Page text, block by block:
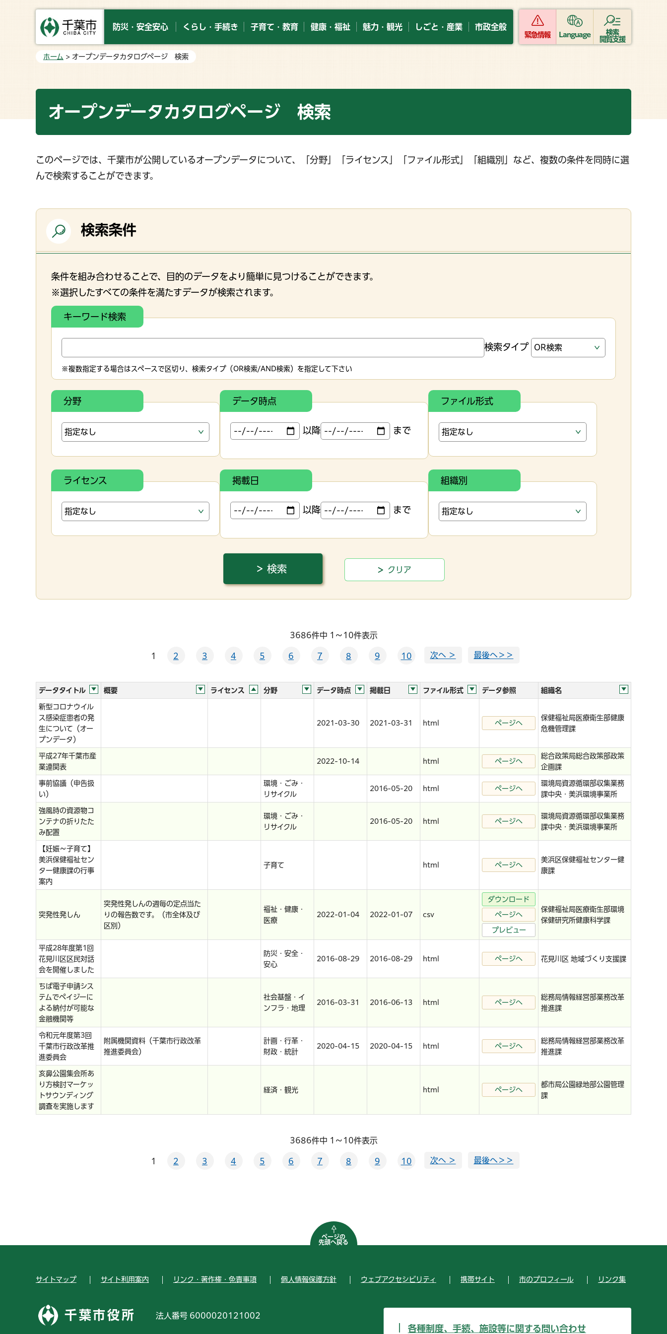
防災・安全安心 くらし・手続き 子育て・教育 健康・福祉 魅力・観光 しごと・産業 市政全般
緊急情報 Language
検索
閲覧支援
ホーム > オープンデータカタログページ 検索
オープンデータカタログページ 検索
このページでは、千葉市が公開しているオープンデータについて、「分野」「ライセンス」「ファイル形式」「組織別」など、複数の条件を同時に選
んで検索することができます。
検索条件
条件を組み合わせることで、目的のデータをより簡単に見つけることができます。
※選択したすべての条件を満たすデータが検索されます。
キーワード検索
検索タイプ
※複数指定する場合はスペースで区切り、検索タイプ（OR検索/AND検索）を指定して下さい
分野 データ時点
以降 まで
ファイル形式
ライセンス 掲載日
以降 まで
組織別
3686件中 1～10件表示
1 2 3 4 5 6 7 8 9 10 次へ ＞ 最後へ＞＞
データタイトル 概要 ライセンス 分野 データ時点 掲載日 ファイル形式 データ参照 組織名
新型コロナウイル
ス感染症患者の発
生について（オー
プンデータ）
2021-03-30 2021-03-31 html ページへ
保健福祉局医療衛生部健康
危機管理課
平成27年千葉市産
業連関表
2022-10-14 html ページへ
総合政策局総合政策部政策
企画課
事前協議（申告扱
い）
環境・ごみ・
リサイクル
2016-05-20 html ページへ
環境局資源循環部収集業務
課中央・美浜環境事業所
強風時の資源物コ
ンテナの折りたた
み配置
環境・ごみ・
リサイクル
2016-05-20 html ページへ
環境局資源循環部収集業務
課中央・美浜環境事業所
【妊娠～子育て】
美浜保健福祉セン
ター健康課の行事
案内
子育て html ページへ
美浜区保健福祉センター健
康課
突発性発しん
突発性発しんの週毎の定点当た
りの報告数です。（市全体及び
区別）
福祉・健康・
医療
2022-01-04 2022-01-07 csv
ダウンロード
ページへ
プレビュー
保健福祉局医療衛生部環境
保健研究所健康科学課
平成28年度第1回
花見川区区民対話
会を開催しました
防災・安全・
安心
2016-08-29 2016-08-29 html ページへ 花見川区 地域づくり支援課
ちば電子申請シス
テムでペイジーに
よる納付が可能な
金融機関等
社会基盤・イ
ンフラ・地理
2016-03-31 2016-06-13 html ページへ
総務局情報経営部業務改革
推進課
令和元年度第3回
千葉市行政改革推
進委員会
附属機関資料（千葉市行政改革
推進委員会）
計画・行革・
財政・統計
2020-04-15 2020-04-15 html ページへ
総務局情報経営部業務改革
推進課
亥鼻公園集会所あ
り方検討マーケッ
トサウンディング
調査を実施します
経済・観光 html ページへ
都市局公園緑地部公園管理
課
3686件中 1～10件表示
1 2 3 4 5 6 7 8 9 10 次へ ＞ 最後へ＞＞
ページの
先頭へ戻る
サイトマップ サイト利用案内 リンク・著作権・免責事項 個人情報保護方針 ウェブアクセシビリティ 携帯サイト 市のプロフィール リンク集
千葉市役所 法人番号 6000020121002
各種制度、手続、施設等に関する問い合わせ